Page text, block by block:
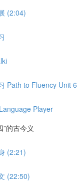
(2:04)
Path to Fluency Unit 6
Player
”的古今义
(2:21)
(22:50)